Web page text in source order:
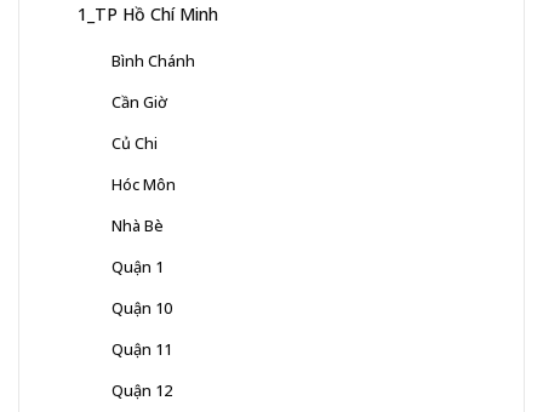
1_TP Hồ Chí Minh
Bình Chánh
Cần Giờ
Củ Chi
Hóc Môn
Nhà Bè
Quận 1
Quận 10
Quận 11
Quận 12